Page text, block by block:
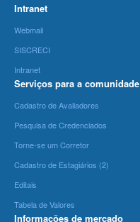
Intranet
Webmail
SISCRECI
Intranet
Serviços para a comunidade
Cadastro de Avaliadores
Pesquisa de Credenciados
Torne-se um Corretor
Cadastro de Estagiários (2)
Editais
Tabela de Valores
Informações de mercado